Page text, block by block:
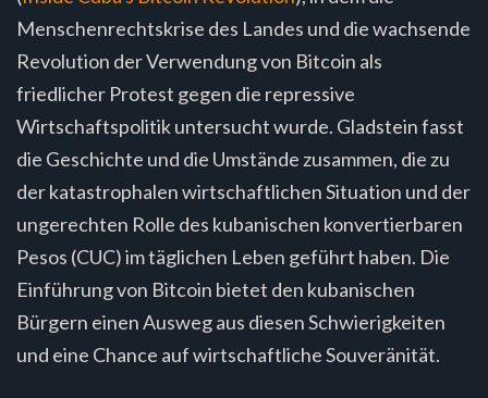
Menschenrechtskrise des Landes und die wachsende
Revolution der Verwendung von Bitcoin als
friedlicher Protest gegen die repressive
Wirtschaftspolitik untersucht wurde. Gladstein fasst
die Geschichte und die Umstände zusammen, die zu
der katastrophalen wirtschaftlichen Situation und der
ungerechten Rolle des kubanischen konvertierbaren
Pesos (CUC) im täglichen Leben geführt haben. Die
Einführung von Bitcoin bietet den kubanischen
Bürgern einen Ausweg aus diesen Schwierigkeiten
und eine Chance auf wirtschaftliche Souveränität.